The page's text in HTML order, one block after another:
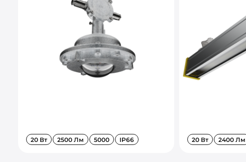
20 Вт 2500 Лм 5000 IP66 20 Вт 2400 Лм